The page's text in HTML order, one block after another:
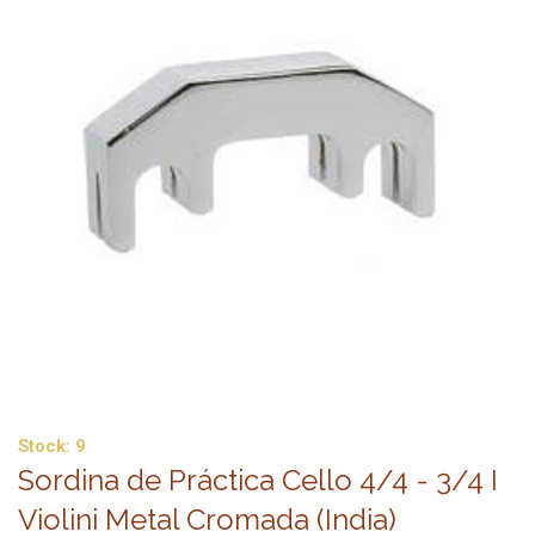
Stock: 9
Sordina de Práctica Cello 4/4 - 3/4 I
Violini Metal Cromada (India)